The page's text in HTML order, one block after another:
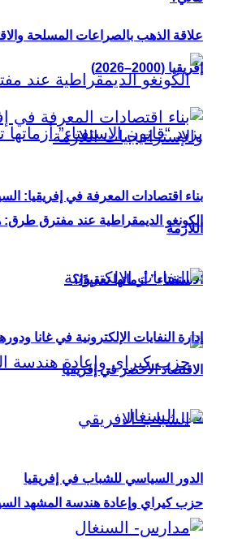
الكونغو الديمقراطية عند مفترق طرق:
الاستفتاء” أزماتها تعقيدًا؟
حزب كيراي وإعادة هندسة المشهد
علاقة الذهب بالصراعات المسلحة
إفريقيا (2000–2026)
بناء اقتصادات المعرفة في إفريقيا:
اللازمة
إدارة النفايات الإلكترونية في غانا
الاقتصاد الأخضر في إفريقيا
الدور السياسي للشباب في إفريقيا